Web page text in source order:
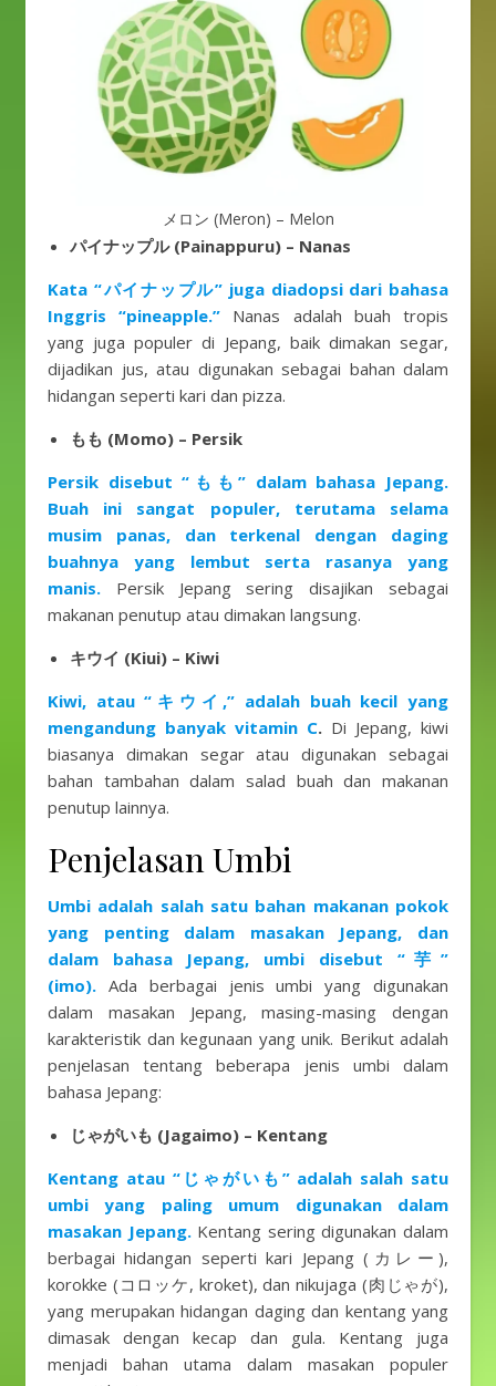
メロン (Meron) – Melon
パイナップル (Painappuru) – Nanas
Kata “パイナップル” juga diadopsi dari bahasa
Inggris “pineapple.” Nanas adalah buah tropis
yang juga populer di Jepang, baik dimakan segar,
dijadikan jus, atau digunakan sebagai bahan dalam
hidangan seperti kari dan pizza.
もも (Momo) – Persik
Persik disebut “もも” dalam bahasa Jepang.
Buah ini sangat populer, terutama selama
musim panas, dan terkenal dengan daging
buahnya yang lembut serta rasanya yang
manis.
Persik Jepang sering disajikan sebagai
makanan penutup atau dimakan langsung.
キウイ (Kiui) – Kiwi
Kiwi, atau “キウイ,” adalah buah kecil yang
mengandung banyak vitamin C. Di Jepang, kiwi
biasanya dimakan segar atau digunakan sebagai
bahan tambahan dalam salad buah dan makanan
penutup lainnya.
Penjelasan Umbi
Umbi adalah salah satu bahan makanan pokok
yang penting dalam masakan Jepang, dan
dalam bahasa Jepang, umbi disebut “芋”
(imo). Ada berbagai jenis umbi yang digunakan
dalam masakan Jepang, masing-masing dengan
karakteristik dan kegunaan yang unik. Berikut adalah
penjelasan tentang beberapa jenis umbi dalam
bahasa Jepang:
じゃがいも (Jagaimo) – Kentang
Kentang atau “じゃがいも” adalah salah satu
umbi yang paling umum digunakan dalam
masakan Jepang.Kentang sering digunakan dalam
berbagai hidangan seperti kari Jepang (カレー),
korokke (コロッケ, kroket), dan nikujaga (肉じゃが),
yang merupakan hidangan daging dan kentang yang
dimasak dengan kecap dan gula. Kentang juga
menjadi bahan utama dalam masakan populer